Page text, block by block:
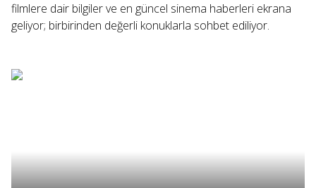
filmlere dair bilgiler ve en güncel sinema haberleri ekrana
geliyor; birbirinden değerli konuklarla sohbet ediliyor.